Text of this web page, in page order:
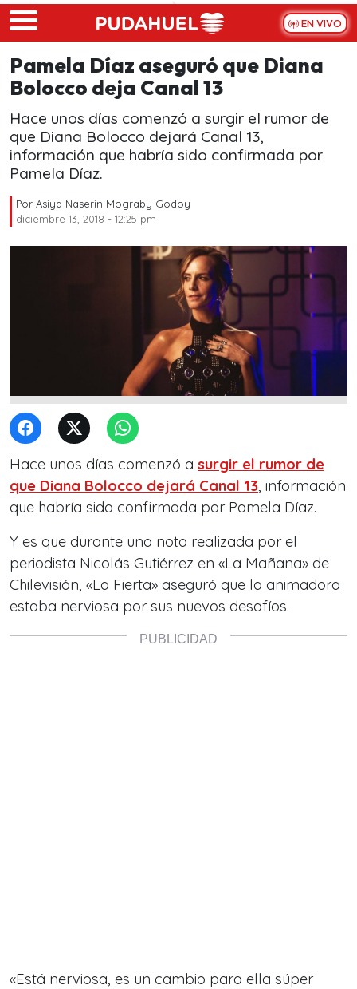
Skip to main content
EN VIVO
Pamela Díaz aseguró que Diana
Bolocco deja Canal 13
Hace unos días comenzó a surgir el rumor de
que Diana Bolocco dejará Canal 13,
información que habría sido confirmada por
Pamela Díaz.
Por Asiya Naserin Mograby Godoy
diciembre 13, 2018 - 12:25 pm
Hace unos días comenzó a surgir el rumor de
que Diana Bolocco dejará Canal 13, información
que habría sido confirmada por Pamela Díaz.
Y es que durante una nota realizada por el
periodista Nicolás Gutiérrez en «La Mañana» de
Chilevisión, «La Fierta» aseguró que la animadora
estaba nerviosa por sus nuevos desafíos.
«Está nerviosa, es un cambio para ella súper